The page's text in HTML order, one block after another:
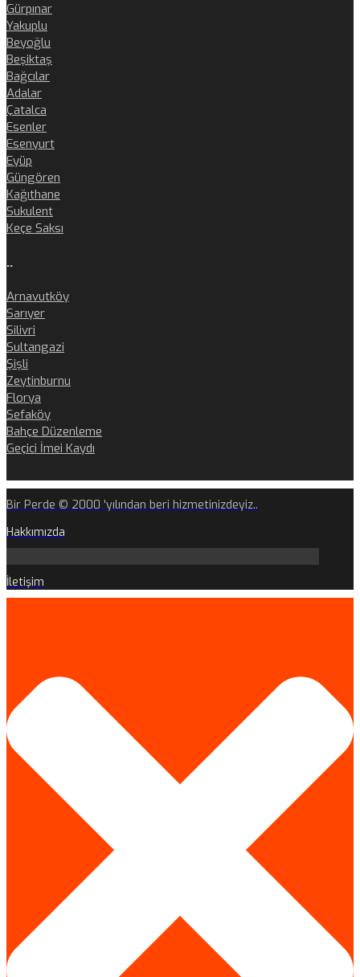
Gürpınar
Yakuplu
Beyoğlu
Beşiktaş
Bağcılar
Adalar
Çatalca
Esenler
Esenyurt
Eyüp
Güngören
Kağıthane
Sukulent
Keçe Saksı
..
Arnavutköy
Sarıyer
Silivri
Sultangazi
Şişli
Zeytinburnu
Florya
Sefaköy
Bahçe Düzenleme
Geçici İmei Kaydı
Bir Perde © 2000 'yılından beri hizmetinizdeyiz..
Hakkımızda
İletişim